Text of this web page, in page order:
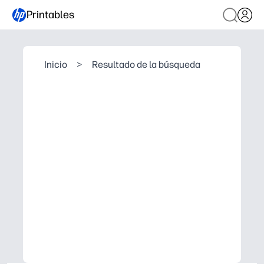
Printables
Inicio > Resultado de la búsqueda